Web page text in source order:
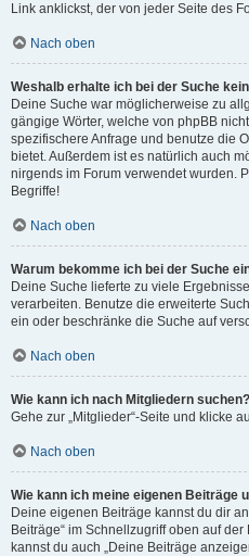
Link anklickst, der von jeder Seite des
Nach oben
Weshalb erhalte ich bei der Suche
Deine Suche war möglicherweise zu
gängige Wörter, welche von phpBB
spezifischere Anfrage und benutze die
bietet. Außerdem ist es natürlich auch
nirgends im Forum verwendet wurden.
Begriffe!
Nach oben
Warum bekomme ich bei der Suche
Deine Suche lieferte zu viele
verarbeiten. Benutze die erweiterte
ein oder beschränke die Suche auf
Nach oben
Wie kann ich nach Mitgliedern suchen?
Gehe zur „Mitglieder“-Seite und klicke
Nach oben
Wie kann ich meine eigenen Beiträge
Deine eigenen Beiträge kannst du dir
Beiträge“ im Schnellzugriff oben auf
kannst du auch „Deine Beiträge